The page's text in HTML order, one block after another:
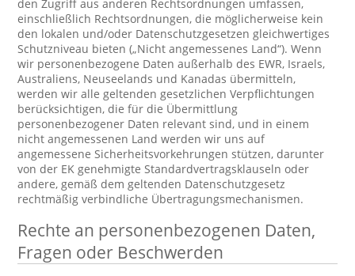
den Zugriff aus anderen Rechtsordnungen umfassen,
einschließlich Rechtsordnungen, die möglicherweise kein
den lokalen und/oder Datenschutzgesetzen gleichwertiges
Schutzniveau bieten („Nicht angemessenes Land“). Wenn
wir personenbezogene Daten außerhalb des EWR, Israels,
Australiens, Neuseelands und Kanadas übermitteln,
werden wir alle geltenden gesetzlichen Verpflichtungen
berücksichtigen, die für die Übermittlung
personenbezogener Daten relevant sind, und in einem
nicht angemessenen Land werden wir uns auf
angemessene Sicherheitsvorkehrungen stützen, darunter
von der EK genehmigte Standardvertragsklauseln oder
andere, gemäß dem geltenden Datenschutzgesetz
rechtmäßig verbindliche Übertragungsmechanismen.
Rechte an personenbezogenen Daten,
Fragen oder Beschwerden